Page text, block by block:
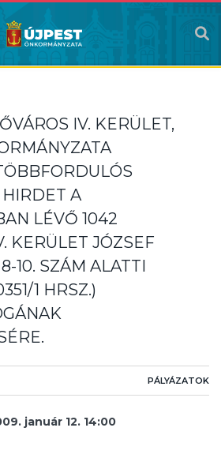
megnyitása
IV. KERÜLET,
HIRDET A
LÉVŐ 1042
KERÜLET JÓZSEF
10. SZÁM ALATTI
1 HRSZ.)
PÁLYÁZATOK
január 12. 14:00